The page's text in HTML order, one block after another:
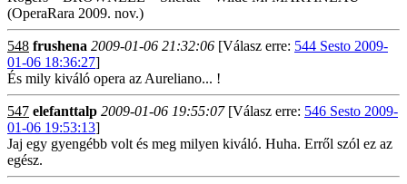
(OperaRara 2009. nov.)
548 frushena 2009-01-06 21:32:06 [Válasz erre: 544 Sesto 2009-
01-06 18:36:27]
És mily kiváló opera az Aureliano... !
547 elefanttalp 2009-01-06 19:55:07[Válasz erre: 546 Sesto 2009-
01-06 19:53:13]
Jaj egy gyengébb volt és meg milyen kiváló. Huha. Erről szól ez az
egész.